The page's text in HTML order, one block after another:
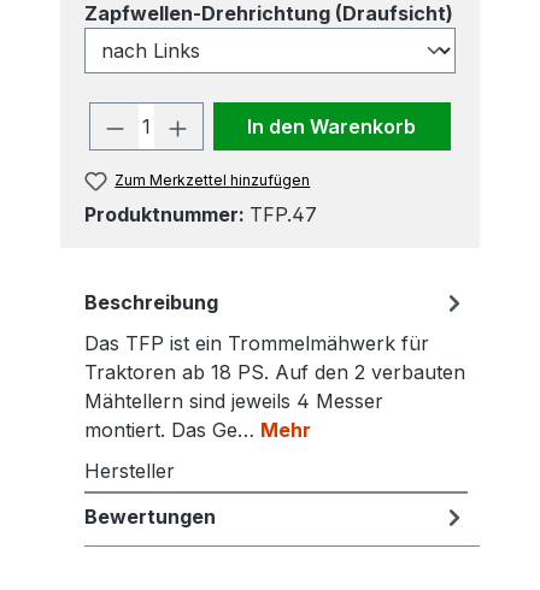
Zapfwellen-Drehrichtung (Draufsicht)
Produkt Anzahl: Gib den
In den Warenkorb
Zum Merkzettel hinzufügen
Produktnummer: TFP.47
Beschreibung
Das TFP ist ein Trommelmähwerk für
Traktoren ab 18 PS. Auf den 2 verbauten
Mähtellern sind jeweils 4 Messer
montiert. Das Ge… Mehr
Hersteller
Bewertungen